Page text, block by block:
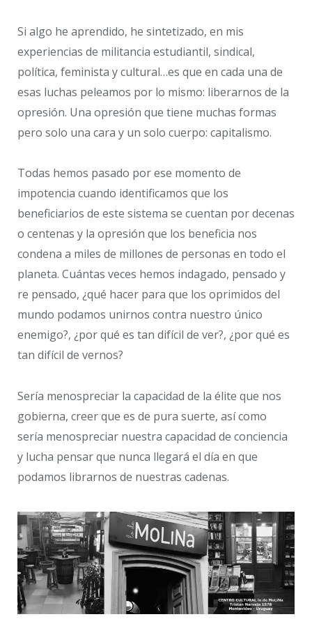
Si algo he aprendido, he sintetizado, en mis
experiencias de militancia estudiantil, sindical,
política, feminista y cultural…es que en cada una de
esas luchas peleamos por lo mismo: liberarnos de la
opresión. Una opresión que tiene muchas formas
pero solo una cara y un solo cuerpo: capitalismo.
Todas hemos pasado por ese momento de
impotencia cuando identificamos que los
beneficiarios de este sistema se cuentan por decenas
o centenas y la opresión que los beneficia nos
condena a miles de millones de personas en todo el
planeta. Cuántas veces hemos indagado, pensado y
re pensado, ¿qué hacer para que los oprimidos del
mundo podamos unirnos contra nuestro único
enemigo?, ¿por qué es tan difícil de ver?, ¿por qué es
tan difícil de vernos?
Sería menospreciar la capacidad de la élite que nos
gobierna, creer que es de pura suerte, así como
sería menospreciar nuestra capacidad de conciencia
y lucha pensar que nunca llegará el día en que
podamos librarnos de nuestras cadenas.